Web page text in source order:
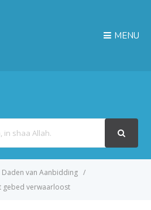
MENU
Daden van Aanbidding
gebed verwaarloost